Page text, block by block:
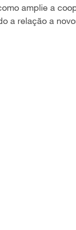
amplie a
a relação a